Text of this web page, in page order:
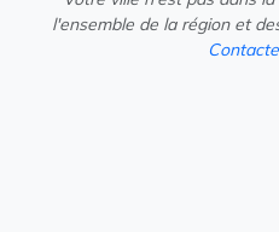
l'ensemble de la région et